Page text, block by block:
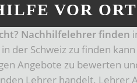
VOR ORT
Nachhilfelehrer finden
der Schweiz zu finden
Angebote zu bewerten
Lehrer handelt. Lehrer